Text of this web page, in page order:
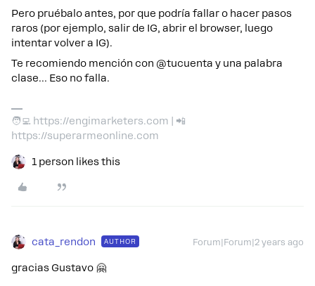
Pero pruébalo antes, por que podría fallar o hacer pasos
raros (por ejemplo, salir de IG, abrir el browser, luego
intentar volver a IG).
Te recomiendo mención con @tucuenta y una palabra
clase… Eso no falla.
🧑‍💻 https://engimarketers.com | 📲
https://superarmeonline.com
1 person likes this
cata_rendon AUTHOR Forum|Forum|2 years ago
gracias Gustavo 🤗